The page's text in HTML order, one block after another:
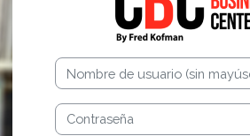
Nombre de usuario (sin
Contraseña